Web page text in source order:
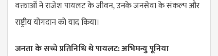
वक्ताओं ने राजेश पायलट के जीवन, उनके जनसेवा के संकल्प और
राष्ट्रीय योगदान को याद किया।
जनता के सच्चे प्रतिनिधि थे पायलट: अभिमन्यु पूनिया